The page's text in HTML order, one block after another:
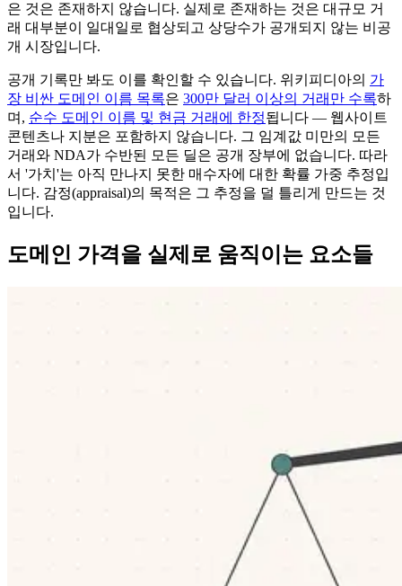
은 것은 존재하지 않습니다. 실제로 존재하는 것은 대규모 거
래 대부분이 일대일로 협상되고 상당수가 공개되지 않는 비공
개 시장입니다.
공개 기록만 봐도 이를 확인할 수 있습니다. 위키피디아의 가
장 비싼 도메인 이름 목록은 300만 달러 이상의 거래만 수록하
며, 순수 도메인 이름 및 현금 거래에 한정됩니다 — 웹사이트
콘텐츠나 지분은 포함하지 않습니다. 그 임계값 미만의 모든
거래와 NDA가 수반된 모든 딜은 공개 장부에 없습니다. 따라
서 '가치'는 아직 만나지 못한 매수자에 대한 확률 가중 추정입
니다. 감정(appraisal)의 목적은 그 추정을 덜 틀리게 만드는 것
입니다.
도메인 가격을 실제로 움직이는 요소들